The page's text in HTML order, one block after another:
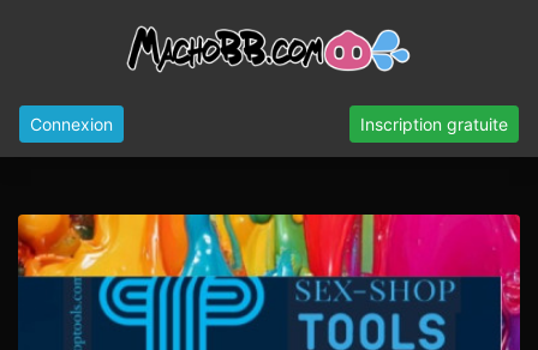
Connexion Inscription gratuite